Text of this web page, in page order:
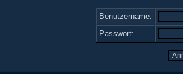
Benutzername:
Passwort: